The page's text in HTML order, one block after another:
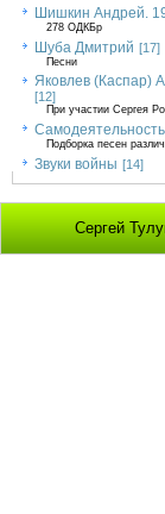
Шишкин Андрей.
278 ОДКБр
Шуба Дмитрий [17]
Песни
Яковлев (Каспар)
[12]
При участии Сергея
Самодеятельность
Подборка песен
Звуки войны [14]
Сергей